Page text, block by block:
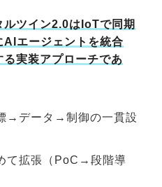
ルツイン2.0はIoTで同期
AIエージェントを統合
る実装アプローチであ
→データ→制御の一貫設
て拡張（PoC→段階導